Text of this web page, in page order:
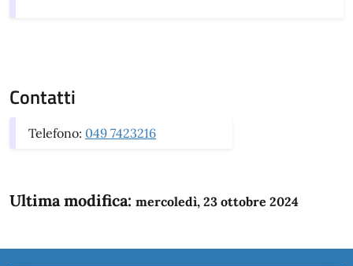
Contatti
Telefono: 049 7423216
Ultima modifica: mercoledì, 23 ottobre 2024